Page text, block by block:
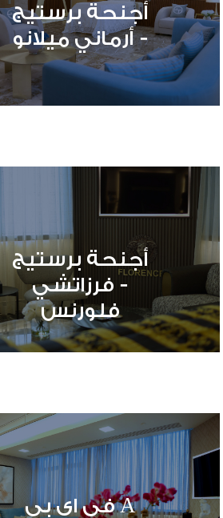
أجنحة برستيج
- أرماني ميلانو
أجنحة برستيج
- فرزاتشي
فلورنس
A في اي بي